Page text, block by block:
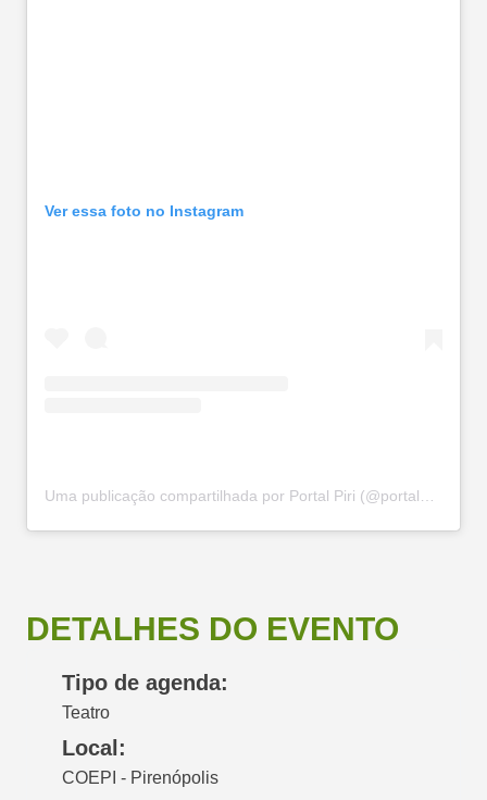
Ver essa foto no Instagram
DETALHES DO EVENTO
Tipo de agenda:
Teatro
Local:
COEPI - Pirenópolis